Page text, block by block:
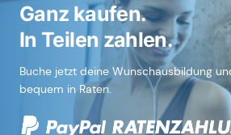
Ganz kaufen.
In Teilen zahlen.
Buche jetzt deine Wunschausbildung
bequem in Raten.